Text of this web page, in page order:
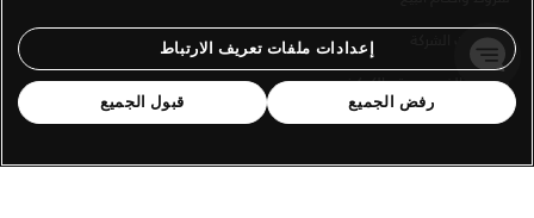
معلومات الشركة
سياسة الخصوصية والكوكيز
إعدادات ملفات تعريف الارتباط
رفض الجميع قبول الجميع